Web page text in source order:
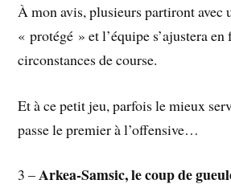
À mon avis, plusieurs partiront avec
« protégé » et l’équipe s’ajustera
circonstances de course.
Et à ce petit jeu, parfois le mieux
passe le premier à l’offensive…
3 –Arkea-Samsic, le coup de